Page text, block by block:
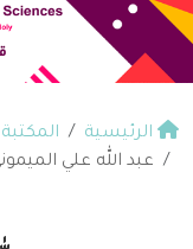
الرئيسية
عبد الله علي